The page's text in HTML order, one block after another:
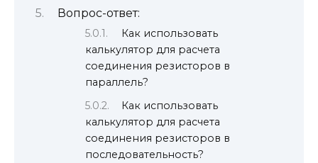
Вопрос-ответ:
Как использовать
калькулятор для расчета
соединения резисторов в
параллель?
Как использовать
калькулятор для расчета
соединения резисторов в
последовательность?